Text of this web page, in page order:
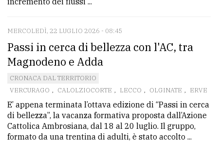
MERCOLEDÌ, 22 LUGLIO 2026 - 08:45
Passi in cerca di bellezza con l'AC, tra
Magnodeno e Adda
CRONACA DAL TERRITORIO
VERCURAGO , CALOLZIOCORTE , LECCO , OLGINATE , ERVE
E’ appena terminata l’ottava edizione di “Passi in cerca
di bellezza”, la vacanza formativa proposta dall’Azione
Cattolica Ambrosiana, dal 18 al 20 luglio. Il gruppo,
formato da una trentina di adulti, è stato accolto ...